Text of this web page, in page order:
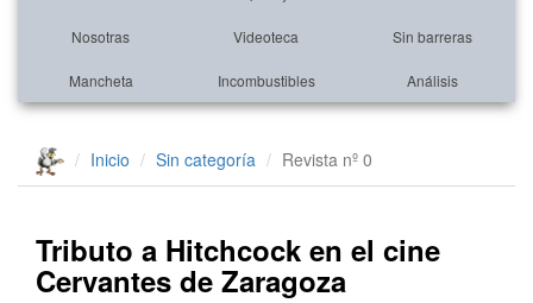
Nosotras Videoteca Sin barreras
Mancheta Incombustibles Análisis
Inicio Sin categoría Revista nº 0
Tributo a Hitchcock en el cine
Cervantes de Zaragoza